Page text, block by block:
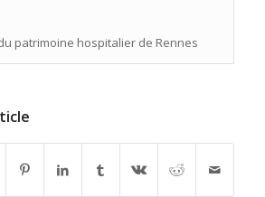
patrimoine hospitalier de Rennes